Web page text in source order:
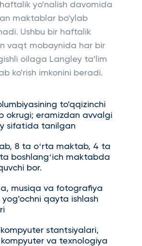
yo'nalish davomida
maktablar bo'ylab
Ushbu bir haftalik
vaqt mobaynida har bir
oilaga Langley ta'lim
ko'rish imkonini beradi.
to'qqizinchi
okrugi; eramizdan avvalgi
sifatida tanilgan
8 ta oʻrta maktab, 4 ta
ta boshlangʻich maktabda
bor.
musiqa va fotografiya
qayta ishlash
stantsiyalari,
va texnologiya